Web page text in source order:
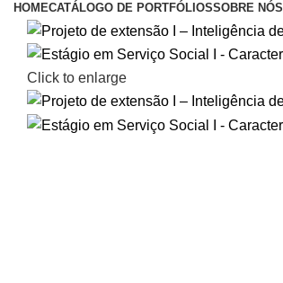
HOMECATÁLOGO DE PORTFÓLIOSSOBRE NÓS
Click to enlarge